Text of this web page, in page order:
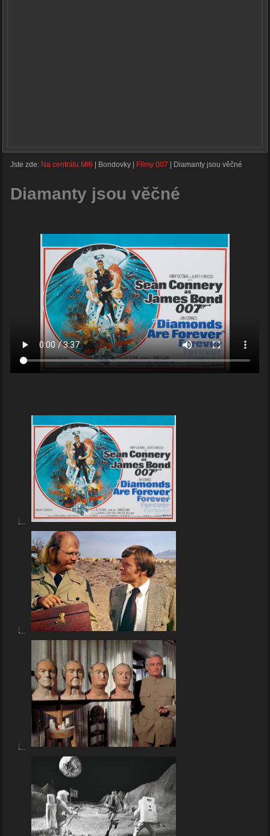
Jste zde: Na centrálu MI6 Bondovky Filmy 007 Diamanty jsou věčné
Diamanty jsou věčné